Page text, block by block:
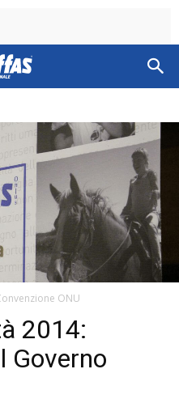
ONU
2014:
Governo